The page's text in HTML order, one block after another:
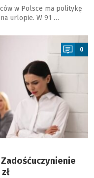
w Polsce ma politykę
urlopie. W 91 …
0